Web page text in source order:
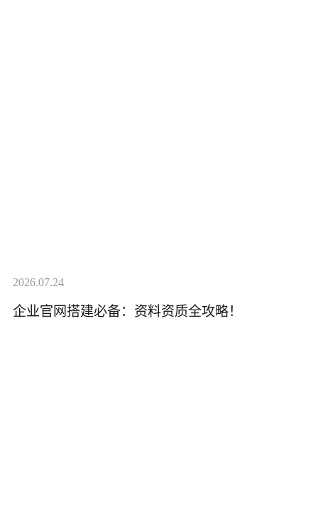
2026.07.24
企业官网搭建必备：资料资质全攻略！